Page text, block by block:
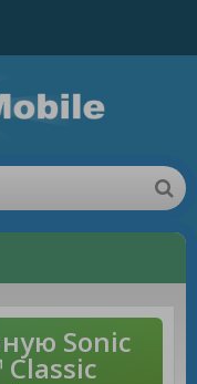
Sonic